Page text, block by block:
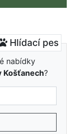
Hlídací pes
nabídky
Košťanech?